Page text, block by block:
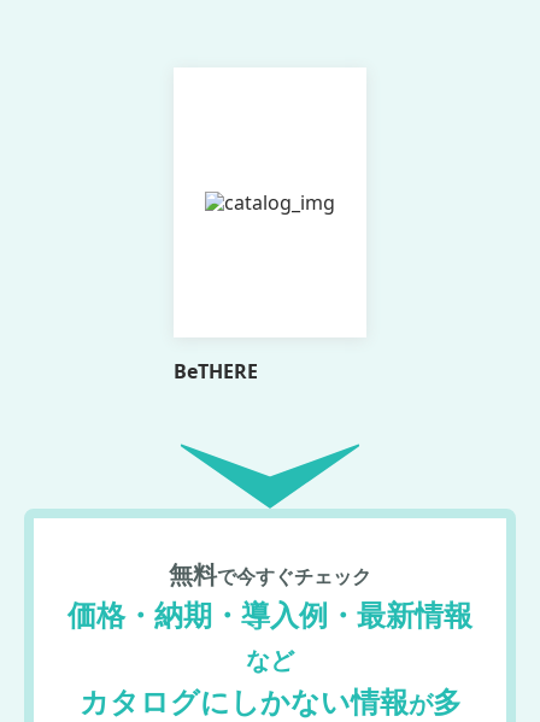
BeTHERE
無料で今すぐチェック
価格・納期・導入例・最新情報
など
カタログにしかない情報が多